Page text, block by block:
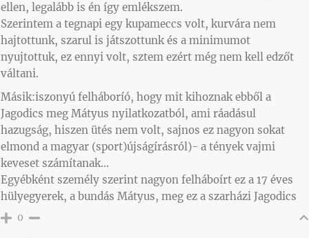
ellen, legalább is én így emlékszem.
Szerintem a tegnapi egy kupameccs volt, kurvára nem
hajtottunk, szarul is játszottunk és a minimumot
nyujtottuk, ez ennyi volt, sztem ezért még nem kell edzőt
váltani.
Másik:iszonyú felháboríó, hogy mit kihoznak ebből a
Jagodics meg Mátyus nyilatkozatból, ami ráadásul
hazugság, hiszen ütés nem volt, sajnos ez nagyon sokat
elmond a magyar (sport)újságírásról)- a tények vajmi
keveset számítanak…
Egyébként személy szerint nagyon felháboírt ez a 17 éves
hülyegyerek, a bundás Mátyus, meg ez a szarházi Jagodics
0